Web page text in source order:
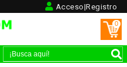
Acceso|Registro
0